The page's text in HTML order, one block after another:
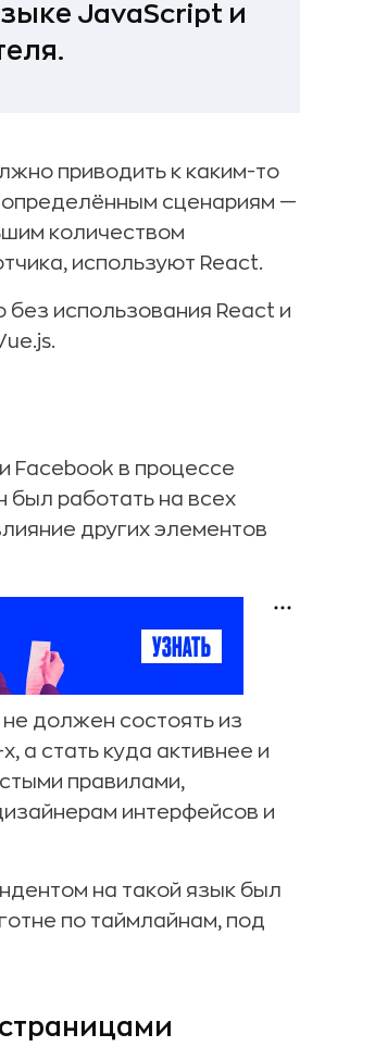
JavaScript и
приводить к каким-то
определённым сценариям —
количеством
используют React.
использования React и
Facebook в процессе
был работать на всех
других элементов
должен состоять из
а стать куда активнее и
правилами,
интерфейсов и
на такой язык был
по таймлайнам, под